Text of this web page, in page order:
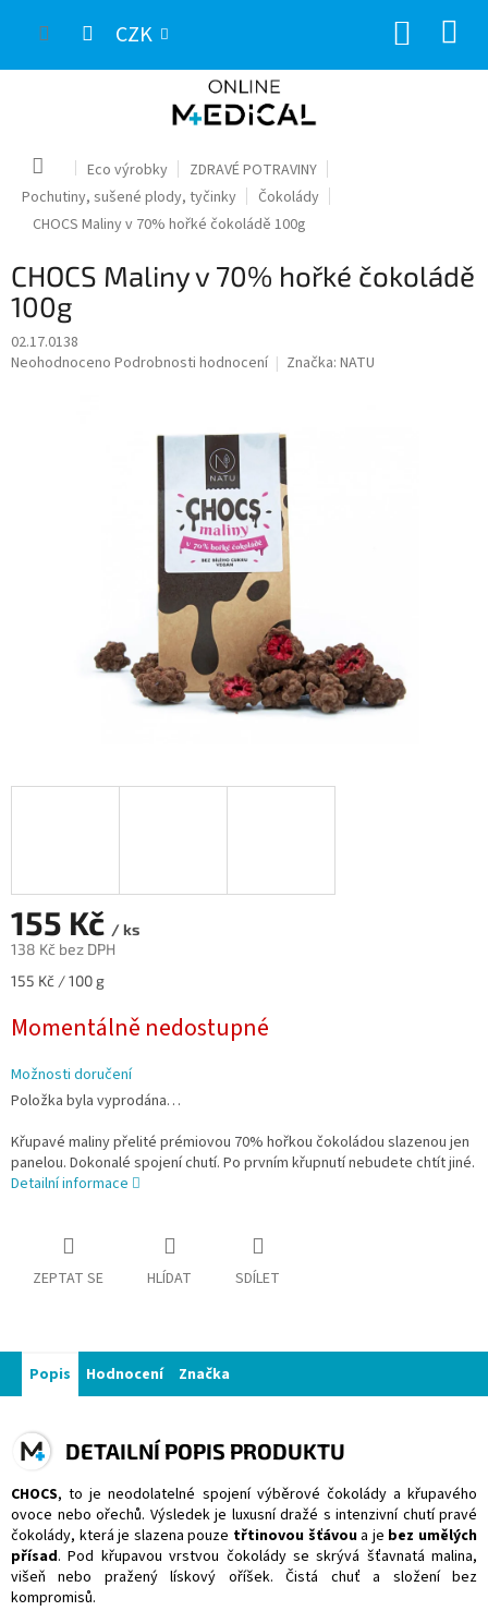
CZK
Domů Eco výrobky
ZDRAVÉ POTRAVINY
Pochutiny, sušené plody, tyčinky
Čokolády
CHOCS Maliny v 70% hořké čokoládě 100g
CHOCS Maliny v 70% hořké čokoládě
100g
02.17.0138
Průměrné
Neohodnoceno Podrobnosti hodnocení Značka: NATU
155 Kč / ks
138 Kč bez DPH
Měrná
155 Kč / 100 g
Momentálně nedostupné
Možnosti doručení
Položka byla vyprodána…
Křupavé maliny přelité prémiovou 70% hořkou čokoládou slazenou jen
panelou. Dokonalé spojení chutí. Po prvním křupnutí nebudete chtít jiné.
Detailní informace
ZEPTAT SE HLÍDAT SDÍLET
Popis Hodnocení Značka
DETAILNÍ POPIS PRODUKTU
CHOCS, to je neodolatelné spojení výběrové čokolády a křupavého
ovoce nebo ořechů. Výsledek je luxusní dražé s intenzivní chutí pravé
čokolády, která je slazena pouze třtinovou šťávou a je bez umělých
přísad. Pod křupavou vrstvou čokolády se skrývá šťavnatá malina,
višeň nebo pražený lískový oříšek. Čistá chuť a složení bez
kompromisů.